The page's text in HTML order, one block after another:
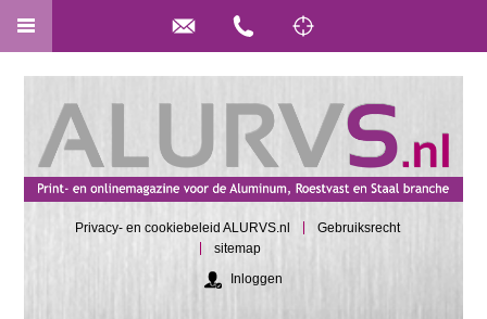
Privacy- en cookiebeleid ALURVS.nl
Gebruiksrecht
sitemap
Inloggen